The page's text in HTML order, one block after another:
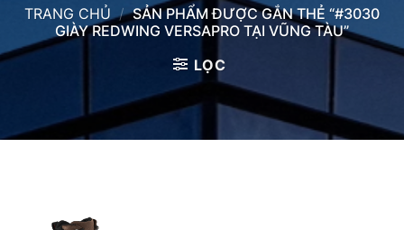
TRANG CHỦ / SẢN PHẨM ĐƯỢC GẮN THẺ “#3030
GIÀY REDWING VERSAPRO TẠI VŨNG TÀU”
LỌC